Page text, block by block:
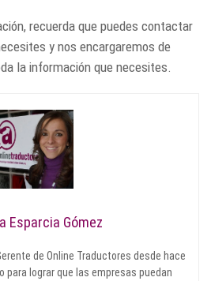
recuerda que puedes contactar
y nos encargaremos de
la información que necesites.
Esparcia Gómez
de Online Traductores desde hace
para lograr que las empresas puedan